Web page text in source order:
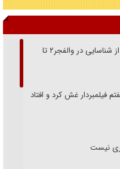
از گمنام‌ترین فرماندهان شهید جنگ رمضان/ از شناسایی در والفجر۲ تا
فیلمبردار غش کرد و افتاد
نیست